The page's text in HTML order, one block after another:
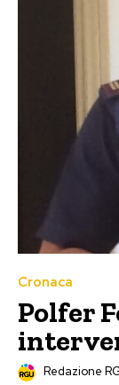
Cronaca
Polfer
Redazione